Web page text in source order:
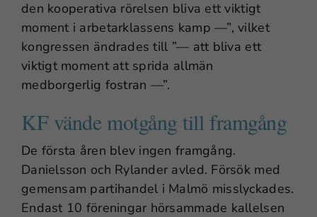
den kooperativa rörelsen bliva ett viktigt
moment i arbetarklassens kamp —”, vilket
kongressen ändrades till ”— att bliva ett
viktigt moment att sprida allmän
medborgerlig fostran —”.
KF vände motgång till framgång
De första åren blev ingen framgång.
Danielsson och Rylander avled. Försök med
gemensam partihandel i Malmö misslyckades.
Endast 10 föreningar hörsammade kallelsen